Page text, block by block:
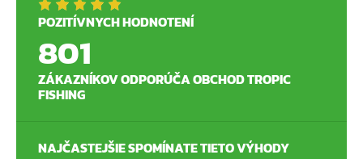
POZITÍVNYCH HODNOTENÍ
801
ZÁKAZNÍKOV ODPORÚČA OBCHOD TROPIC
FISHING
NAJČASTEJŠIE SPOMÍNATE TIETO VÝHODY